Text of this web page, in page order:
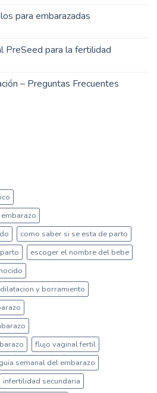
para embarazadas
PreSeed para la fertilidad
– Preguntas Frecuentes
como saber si se esta de parto
escoger el nombre del bebe
y borramiento
flujo vaginal fertil
guia semanal del embarazo
infertilidad secundaria